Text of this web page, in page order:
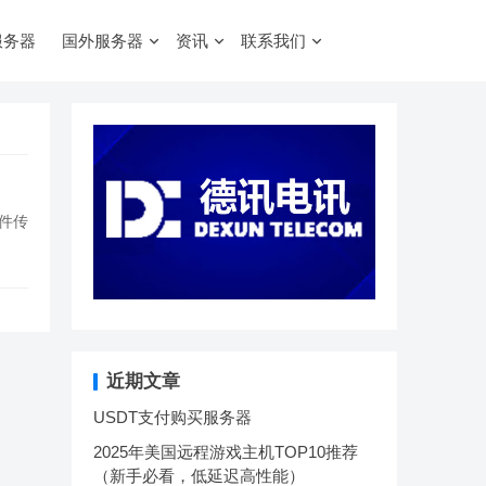
器 国外服务器 资讯 联系我们
传
近期文章
USDT支付购买服务器
2025年美国远程游戏主机TOP10推荐
（新手必看，低延迟高性能）